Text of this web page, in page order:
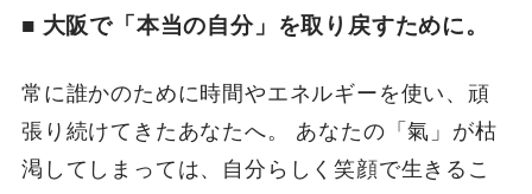
■ 大阪で「本当の自分」を取り戻すために。
常に誰かのために時間やエネルギーを使い、頑
張り続けてきたあなたへ。 あなたの「氣」が枯
渇してしまっては、自分らしく笑顔で生きるこ